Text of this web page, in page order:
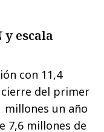
y escala
con 11,4
cierre del primer
un año
7,6 millones de